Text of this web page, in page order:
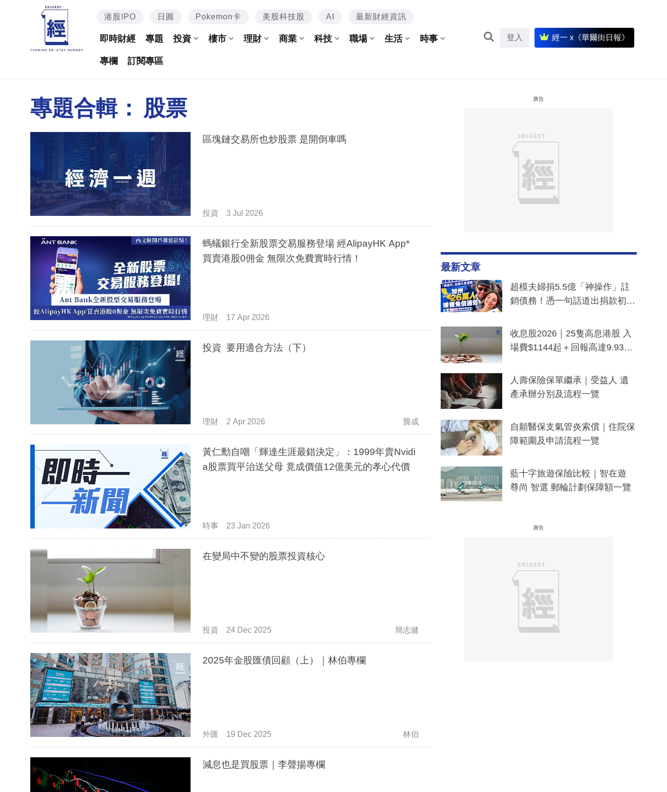
港股IPO 日圓 Pokemon卡 美股科技股 AI 最新財經資訊
即時財經 專題 投資 樓市 理財 商業 科技 職場 生活 時事
專欄 訂閱專區
登入 經一 x《華爾街日報》
專題合輯： 股票
區塊鏈交易所也炒股票 是開倒車嗎
投資 3 Jul 2026
螞蟻銀行全新股票交易服務登場 經AlipayHK App*
買賣港股0佣金 無限次免費實時行情！
理財 17 Apr 2026
投資 要用適合方法（下）
理財 2 Apr 2026 龔成
黃仁勳自嘲「輝達生涯最錯決定」：1999年賣Nvidi
a股票買平治送父母 竟成價值12億美元的孝心代價
時事 23 Jan 2026
在變局中不變的股票投資核心
投資 24 Dec 2025 簡志健
2025年金股匯債回顧（上）｜林伯專欄
外匯 19 Dec 2025 林伯
減息也是買股票｜李聲揚專欄
廣告
最新文章
超模夫婦捐5.5億「神操作」註
銷債務！憑一句話道出捐款初
一度被誤當詐騙手段
收息股2026｜25隻高息港股 入
場費$1144起＋回報高達9.93
人壽保險保單繼承｜受益人 遺
產承辦分別及流程一覽
自願醫保支氣管炎索償｜住院保
障範圍及申請流程一覽
藍十字旅遊保險比較｜智在遊
尊尚 智選 郵輪計劃保障額一覽
廣告